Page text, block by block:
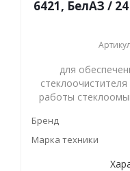
6421, БелАЗ /
для
работы
Бренд
Марка техники